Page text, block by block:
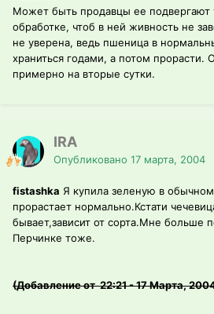
Может быть продавцы ее подвергают
обработке, чтоб в ней живность не
не уверена, ведь пшеница в
храниться годами, а потом прорасти.
примерно на вторые сутки.
IRA
Опубликовано 17 марта, 2004
fistashka Я купила зеленую в
прорастает нормально.Кстати
бывает,зависит от сорта.Мне больше
Перчинке тоже.
(Добавление от 22:21 - 17 Марта,